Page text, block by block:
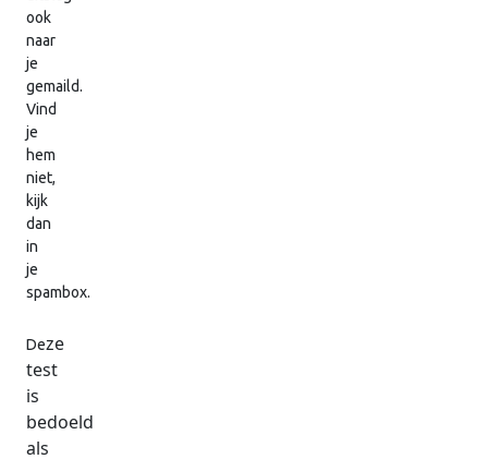
ook
naar
je
gemaild.
Vind
je
hem
niet,
kijk
dan
in
je
spambox.
Deze
test
is
bedoeld
als